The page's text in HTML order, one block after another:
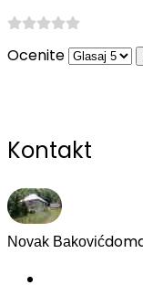
Ocenite
Kontakt
Novak Baković